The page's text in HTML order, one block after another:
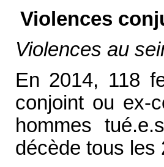
Violences
Violences au
En 2014, 118
conjoint ou ex-
hommes
décède tous les